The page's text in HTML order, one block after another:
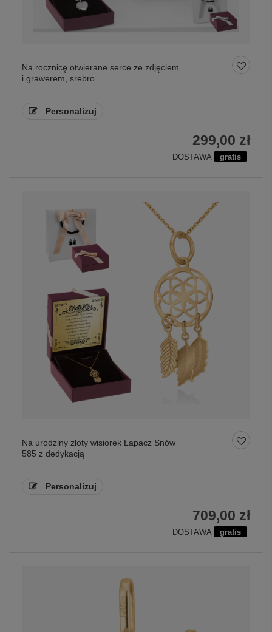
Na rocznicę otwierane serce ze zdjęciem
i grawerem, srebro
Personalizuj
299,00 zł
DOSTAWA gratis
Na urodziny złoty wisiorek Łapacz Snów
585 z dedykacją
Personalizuj
709,00 zł
DOSTAWA gratis